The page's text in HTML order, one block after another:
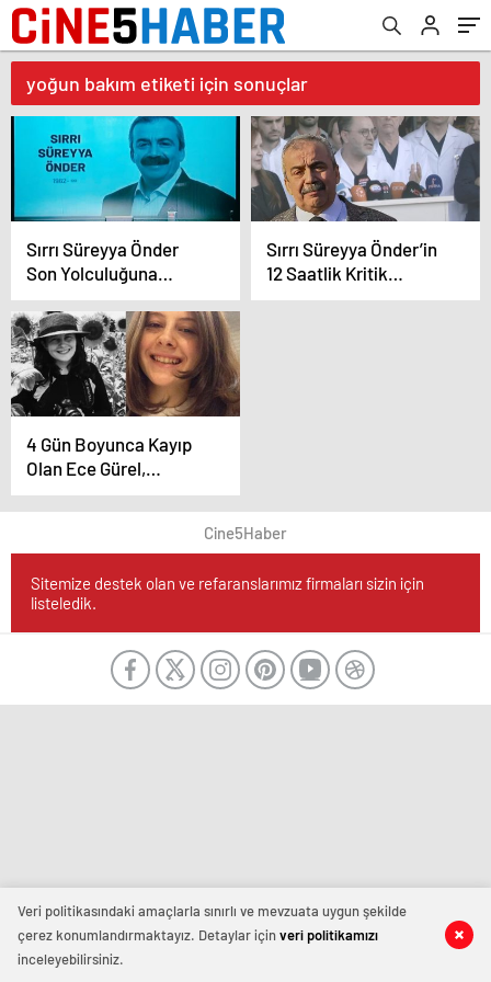
yoğun bakım etiketi için sonuçlar
Sırrı Süreyya Önder
Son Yolculuğuna
Uğurlanıyor
Sırrı Süreyya Önder’in
12 Saatlik Kritik
Ameliyatı Sonrası
4 Gün Boyunca Kayıp
Olan Ece Gürel,
Hipotermi Nedeniyle
Yaşamını Yitirdi
Cine5Haber
Sitemize destek olan ve refaranslarımız firmaları sizin için
listeledik.
Veri politikasındaki amaçlarla sınırlı ve mevzuata uygun şekilde
çerez konumlandırmaktayız. Detaylar içinveri politikamızı
inceleyebilirsiniz.